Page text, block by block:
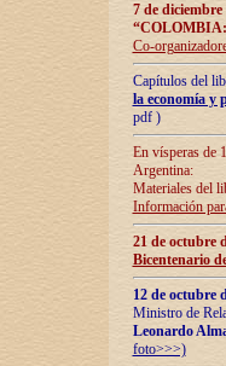
7 de
Co-
Capítulos del
la economía y
pdf )
En vísperas de
Argentina:
Materiales del
Información
21 de octubre
Bicentenario
12 de octubre
Ministro de
Leonardo
foto>>>)